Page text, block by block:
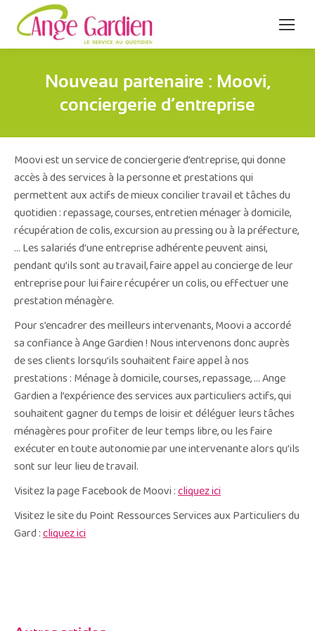
Nouveau partenaire : Moovi,
conciergerie d’entreprise
Moovi est un service de conciergerie d’entreprise, qui donne
accès à des services à la personne et prestations qui
permettent aux actifs de mieux concilier travail et tâches du
quotidien : repassage, courses, entretien ménager à domicile,
récupération de colis, excursion au pressing ou à la préfecture,
… Les salariés d’une entreprise adhérente peuvent ainsi,
pendant qu’ils sont au travail, faire appel au concierge de leur
entreprise pour lui faire récupérer un colis, ou effectuer une
prestation ménagère.
Pour s’encadrer des meilleurs intervenants, Moovi a accordé
sa confiance à Ange Gardien ! Nous intervenons donc auprès
de ses clients lorsqu’ils souhaitent faire appel à nos
prestations : Ménage à domicile, courses, repassage, … Ange
Gardien a l’expérience des services aux particuliers actifs, qui
souhaitent gagner du temps de loisir et déléguer leurs tâches
ménagères pour profiter de leur temps libre, ou les faire
exécuter en toute autonomie par une intervenante alors qu’ils
sont sur leur lieu de travail.
Visitez la page Facebook de Moovi :cliquez ici
Visitez le site du Point Ressources Services aux Particuliers du
Gard :cliquez ici